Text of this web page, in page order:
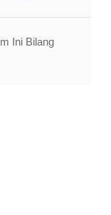
Ini Bilang